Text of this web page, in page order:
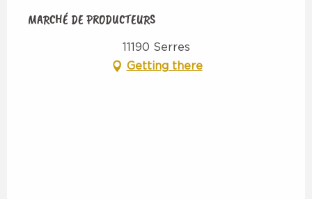
MARCHÉ DE PRODUCTEURS
11190 Serres
Getting there